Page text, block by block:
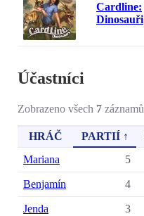
Cardline:
Dinosauři
Účastníci
Zobrazeno všech 7 záznamů
HRÁČ PARTIÍ ↑
Mariana
5
Benjamín 4
Jenda 3